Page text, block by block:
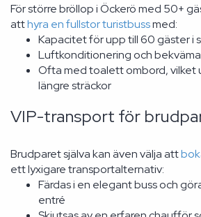
För större bröllop i Öckerö med 50+
atthyra en fullstor turistbussmed:
Kapacitet för upp till 60 gäster i
Luftkonditionering och
Ofta med toalett ombord, vilket
längre sträckor
VIP-transport för
Brudparet själva kan även välja att
ett lyxigare transportalternativ:
Färdas i en elegant buss och
entré